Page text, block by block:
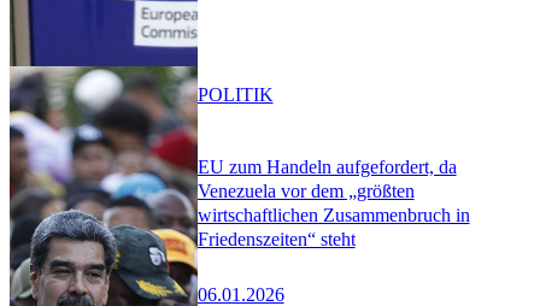
EU zum Handeln aufgefordert, da
Venezuela vor dem „größten
wirtschaftlichen Zusammenbruch in
Friedenszeiten“ steht
06.01.2026
POLITIK